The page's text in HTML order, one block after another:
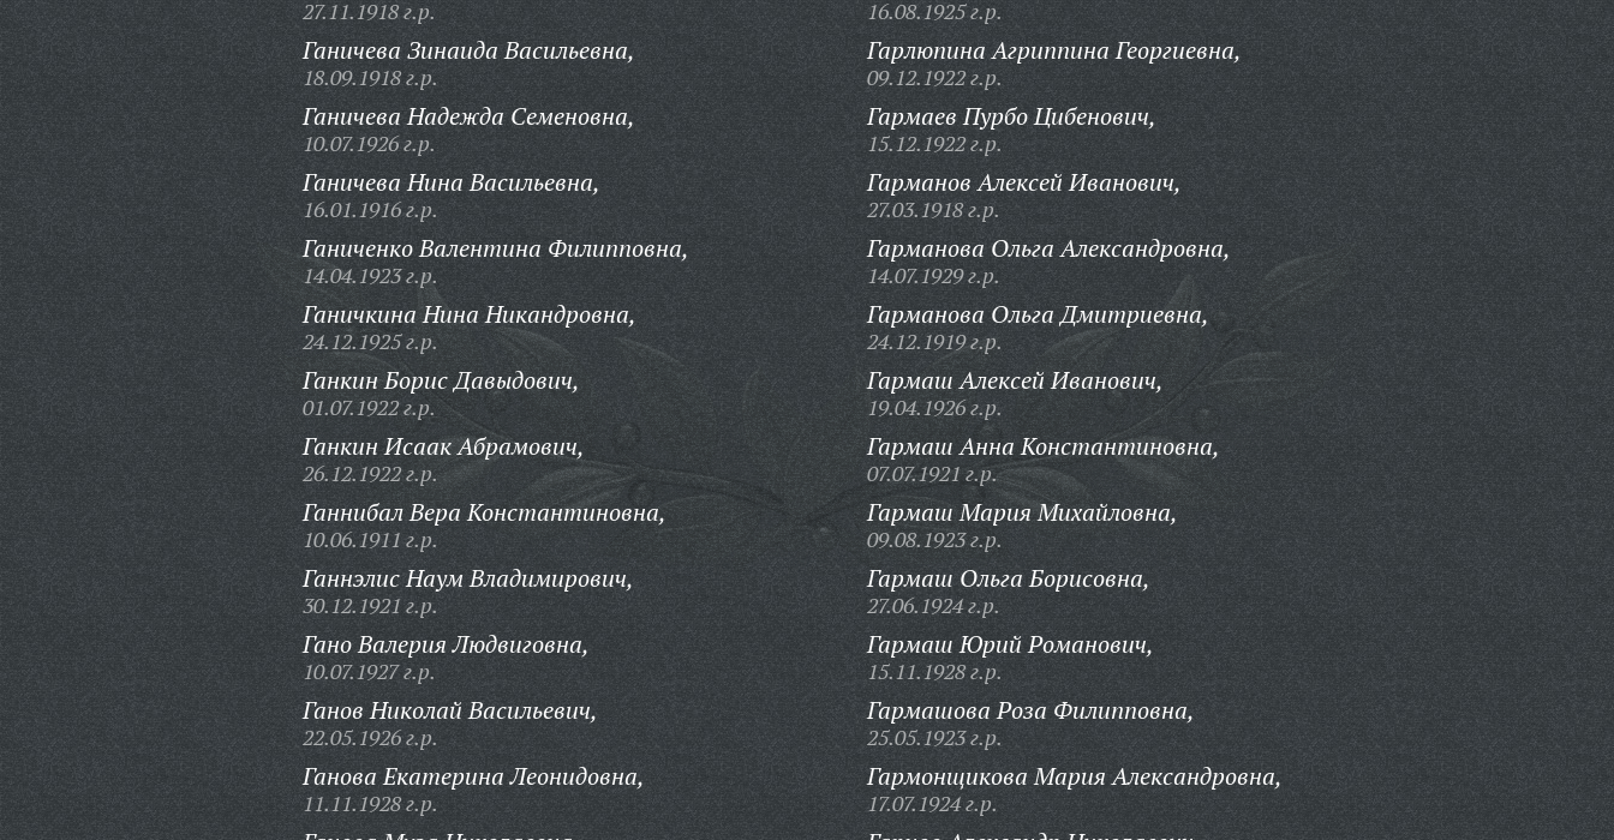
27.11.1918 г.р.
Ганичева Зинаида Васильевна,
18.09.1918 г.р.
Ганичева Надежда Семеновна,
10.07.1926 г.р.
Ганичева Нина Васильевна,
16.01.1916 г.р.
Ганиченко Валентина Филипповна,
14.04.1923 г.р.
Ганичкина Нина Никандровна,
24.12.1925 г.р.
Ганкин Борис Давыдович,
01.07.1922 г.р.
Ганкин Исаак Абрамович,
26.12.1922 г.р.
Ганнибал Вера Константиновна,
10.06.1911 г.р.
Ганнэлис Наум Владимирович,
30.12.1921 г.р.
Гано Валерия Людвиговна,
10.07.1927 г.р.
Ганов Николай Васильевич,
22.05.1926 г.р.
Ганова Екатерина Леонидовна,
11.11.1928 г.р.
16.08.1925 г.р.
Гарлюпина Агриппина Георгиевна,
09.12.1922 г.р.
Гармаев Пурбо Цибенович,
15.12.1922 г.р.
Гарманов Алексей Иванович,
27.03.1918 г.р.
Гарманова Ольга Александровна,
14.07.1929 г.р.
Гарманова Ольга Дмитриевна,
24.12.1919 г.р.
Гармаш Алексей Иванович,
19.04.1926 г.р.
Гармаш Анна Константиновна,
07.07.1921 г.р.
Гармаш Мария Михайловна,
09.08.1923 г.р.
Гармаш Ольга Борисовна,
27.06.1924 г.р.
Гармаш Юрий Романович,
15.11.1928 г.р.
Гармашова Роза Филипповна,
25.05.1923 г.р.
Гармонщикова Мария Александровна,
17.07.1924 г.р.